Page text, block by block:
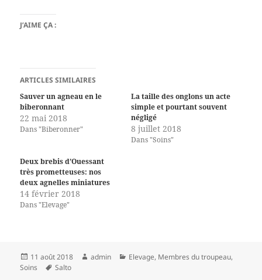
J’AIME ÇA :
ARTICLES SIMILAIRES
Sauver un agneau en le
biberonnant
22 mai 2018
Dans "Biberonner"
La taille des onglons un acte
simple et pourtant souvent
négligé
8 juillet 2018
Dans "Soins"
Deux brebis d’Ouessant
très prometteuses: nos
deux agnelles miniatures
14 février 2018
Dans "Elevage"
Publié
le
11 août 2018 Auteur
admin Catégories
Elevage, Membres du troupeau,
Soins
Mots-
Salto